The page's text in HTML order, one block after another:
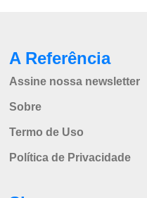
A Referência
Assine nossa newsletter
Sobre
Termo de Uso
Política de Privacidade